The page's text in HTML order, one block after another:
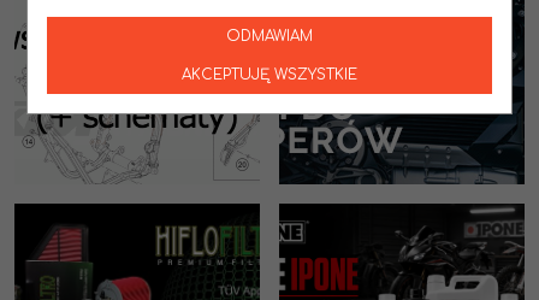
ODMAWIAM
AKCEPTUJĘ WSZYSTKIE